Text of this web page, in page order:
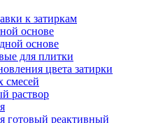
к затиркам
основе
основе
для плитки
цвета затирки
смесей
раствор
готовый реактивный